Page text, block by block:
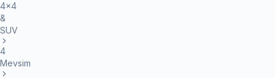
4x4
&
SUV
4
Mevsim